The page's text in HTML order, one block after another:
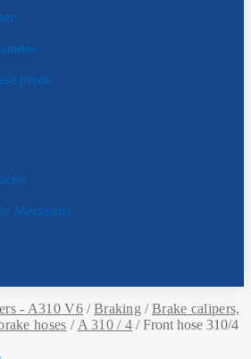
perdu
Mécaparts
- A310 V6/Braking /Brake calipers,
hoses / A 310 / 4 /Front hose 310/4